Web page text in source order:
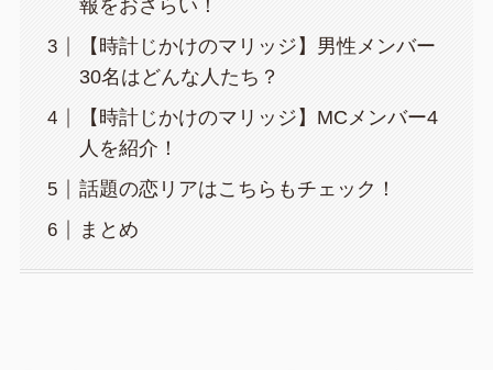
報をおさらい！
【時計じかけのマリッジ】男性メンバー
30名はどんな人たち？
【時計じかけのマリッジ】MCメンバー4
人を紹介！
話題の恋リアはこちらもチェック！
まとめ